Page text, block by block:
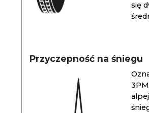
się
Przyczepność na śniegu